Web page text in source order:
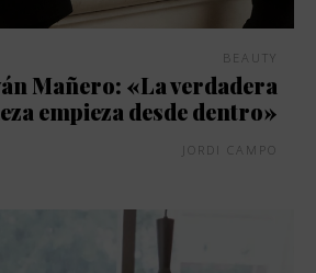
BEAUTY
Mañero: «La verdadera
empieza desde dentro»
JORDI CAMPO